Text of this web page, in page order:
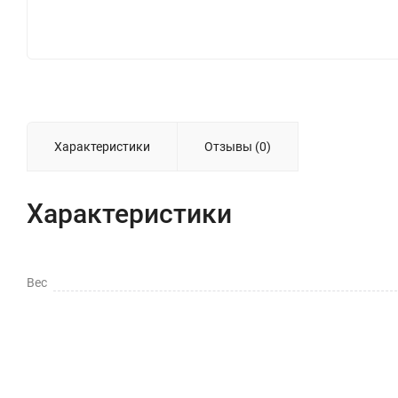
Характеристики Отзывы (0)
Характеристики
Вес